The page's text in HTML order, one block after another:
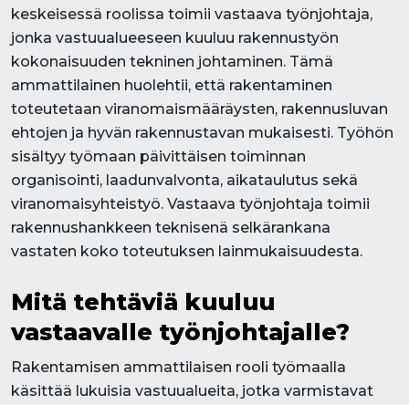
keskeisessä roolissa toimii vastaava työnjohtaja,
jonka vastuualueeseen kuuluu rakennustyön
kokonaisuuden tekninen johtaminen. Tämä
ammattilainen huolehtii, että rakentaminen
toteutetaan viranomaismääräysten, rakennusluvan
ehtojen ja hyvän rakennustavan mukaisesti. Työhön
sisältyy työmaan päivittäisen toiminnan
organisointi, laadunvalvonta, aikataulutus sekä
viranomaisyhteistyö. Vastaava työnjohtaja toimii
rakennushankkeen teknisenä selkärankana
vastaten koko toteutuksen lainmukaisuudesta.
Mitä tehtäviä kuuluu
vastaavalle työnjohtajalle?
Rakentamisen ammattilaisen rooli työmaalla
käsittää lukuisia vastuualueita, jotka varmistavat